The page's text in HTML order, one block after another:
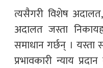
त्यसैगरी विशेष
अदालत जस्ता
समाधान गर्छन् । यस्ता
प्रभावकारी न्याय